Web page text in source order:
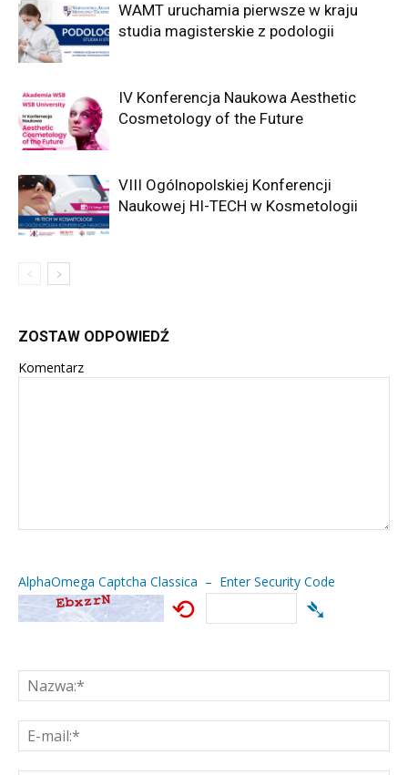
WAMT uruchamia pierwsze w kraju
studia magisterskie z podologii
IV Konferencja Naukowa Aesthetic
Cosmetology of the Future
VIII Ogólnopolskiej Konferencji
Naukowej HI-TECH w Kosmetologii
ZOSTAW ODPOWIEDŹ
Komentarz
AlphaOmega Captcha Classica – Enter Security Code
⟲ ➴